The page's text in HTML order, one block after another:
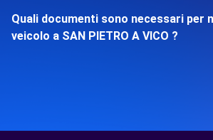
Quali documenti sono necessari per
veicolo a SAN PIETRO A VICO ?